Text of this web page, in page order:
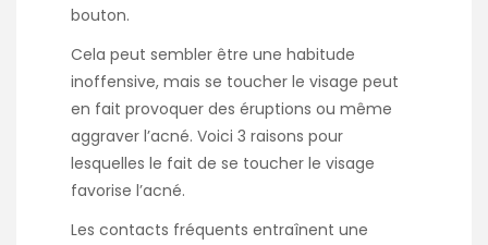
bouton.
Cela peut sembler être une habitude
inoffensive, mais se toucher le visage peut
en fait provoquer des éruptions ou même
aggraver l’acné. Voici 3 raisons pour
lesquelles le fait de se toucher le visage
favorise l’acné.
Les contacts fréquents entraînent une